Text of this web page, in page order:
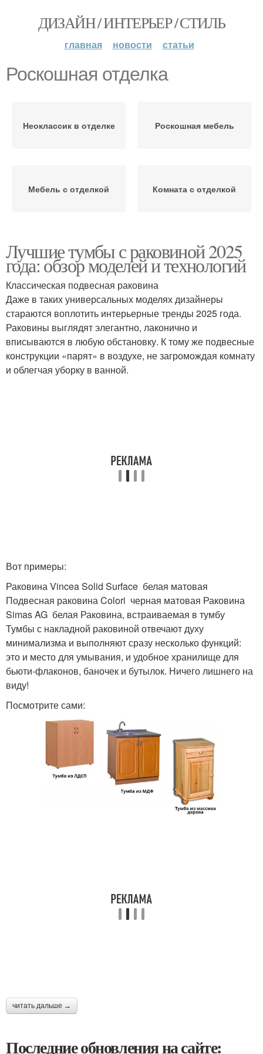
ДИЗАЙН / ИНТЕРЬЕР / СТИЛЬ
главная новости статьи
Роскошная отделка
Неоклассик в отделке Роскошная мебель
Мебель с отделкой Комната с отделкой
Лучшие тумбы с раковиной 2025
года: обзор моделей и технологий
Классическая подвесная раковина
Даже в таких универсальных моделях дизайнеры
стараются воплотить интерьерные тренды 2025 года.
Раковины выглядят элегантно, лаконично и
вписываются в любую обстановку. К тому же подвесные
конструкции «парят» в воздухе, не загромождая комнату
и облегчая уборку в ванной.
Вот примеры:
Раковина Vincea Solid Surface белая матовая
Подвесная раковина Colori черная матовая Раковина
Simas AG белая Раковина, встраиваемая в тумбу
Тумбы с накладной раковиной отвечают духу
минимализма и выполняют сразу несколько функций:
это и место для умывания, и удобное хранилище для
бьюти-флаконов, баночек и бутылок. Ничего лишнего на
виду!
Посмотрите сами:
читать дальше →
Последние обновления на сайте: